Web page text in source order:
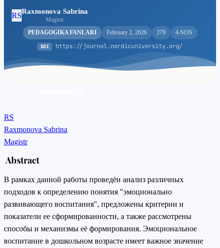
RSRaxmonova Sabrina
Magistr
PEDAGOGIKA FANLARI
February 2, 2026 279 4-SON
DOI https://journal.nordicuniversity.org/
RS
Raxmonova Sabrina
Magistr
Abstract
В рамках данной работы проведён анализ различных
подходов к определению понятия "эмоционально
развивающего воспитания", предложены критерии и
показатели ее сформированности, а также рассмотрены
способы и механизмы её формирования. Эмоциональное
воспитание в дошкольном возрасте имеет важное значение